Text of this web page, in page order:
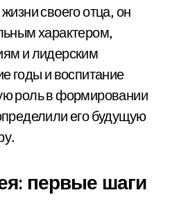
своего отца, он
характером,
и лидерским
годы и воспитание
роль в формировании
его будущую
первые шаги